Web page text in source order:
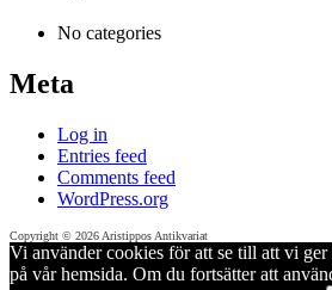
No categories
Meta
Log in
Entries feed
Comments feed
WordPress.org
Copyright © 2026 Aristippos Antikvariat
Vi använder cookies för att se till att vi ger
på vår hemsida. Om du fortsätter att